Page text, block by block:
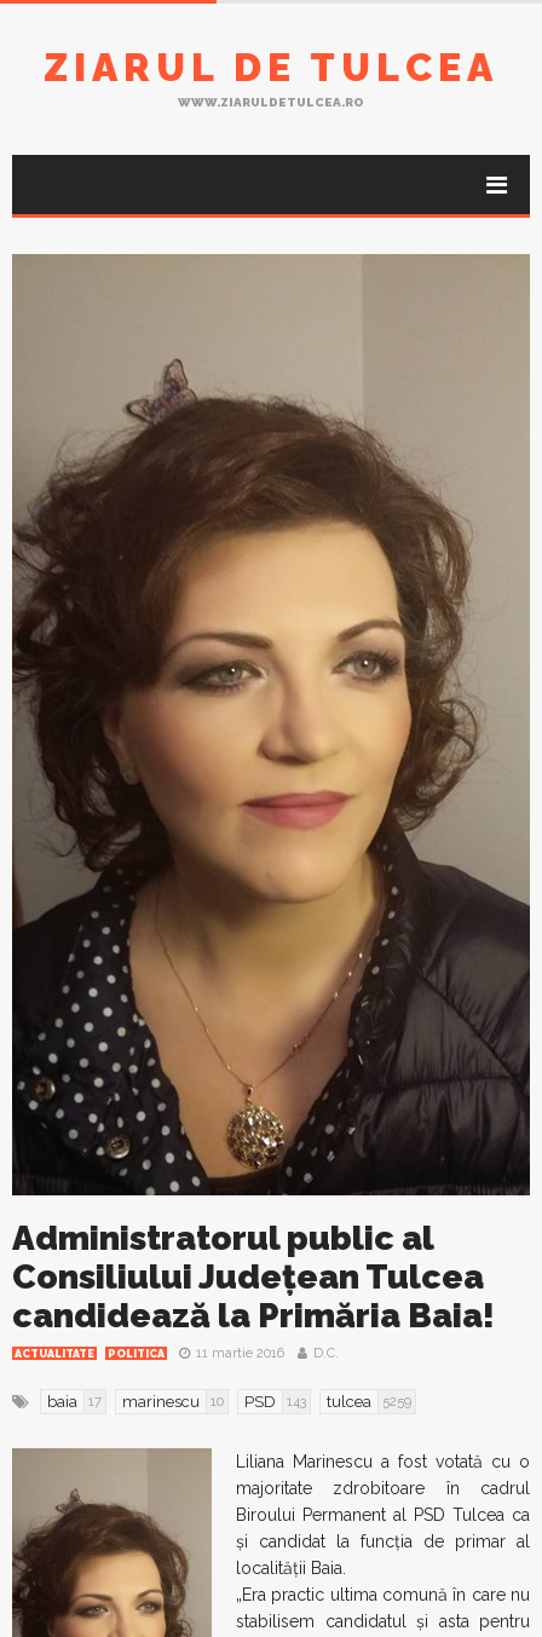
ZIARUL DE TULCEA
WWW.ZIARULDETULCEA.RO
Administratorul public al
Consiliului Judeţean Tulcea
candidează la Primăria Baia!
ACTUALITATE POLITICA 11 martie 2016 D.C.
baia 17 marinescu 10 PSD 143 tulcea 5259
Liliana Marinescu a fost votată cu o
majoritate zdrobitoare în cadrul
Biroului Permanent al PSD Tulcea ca
şi candidat la funcţia de primar al
localităţii Baia.
„Era practic ultima comună în care nu
stabilisem candidatul şi asta pentru